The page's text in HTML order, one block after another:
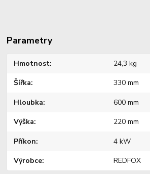
Parametry
Hmotnost 24,3 kg
Šířka 330 mm
Hloubka 600 mm
Výška 220 mm
Příkon 4 kW
Výrobce REDFOX